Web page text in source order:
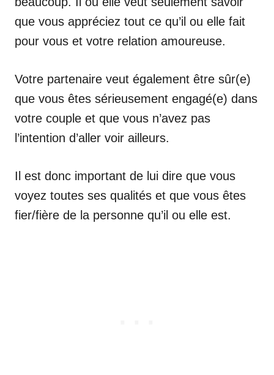
que vous appréciez tout ce qu’il ou elle fait
pour vous et votre relation amoureuse.
Votre partenaire veut également être sûr(e)
que vous êtes sérieusement engagé(e) dans
votre couple et que vous n’avez pas
l’intention d’aller voir ailleurs.
Il est donc important de lui dire que vous
voyez toutes ses qualités et que vous êtes
fier/fière de la personne qu’il ou elle est.